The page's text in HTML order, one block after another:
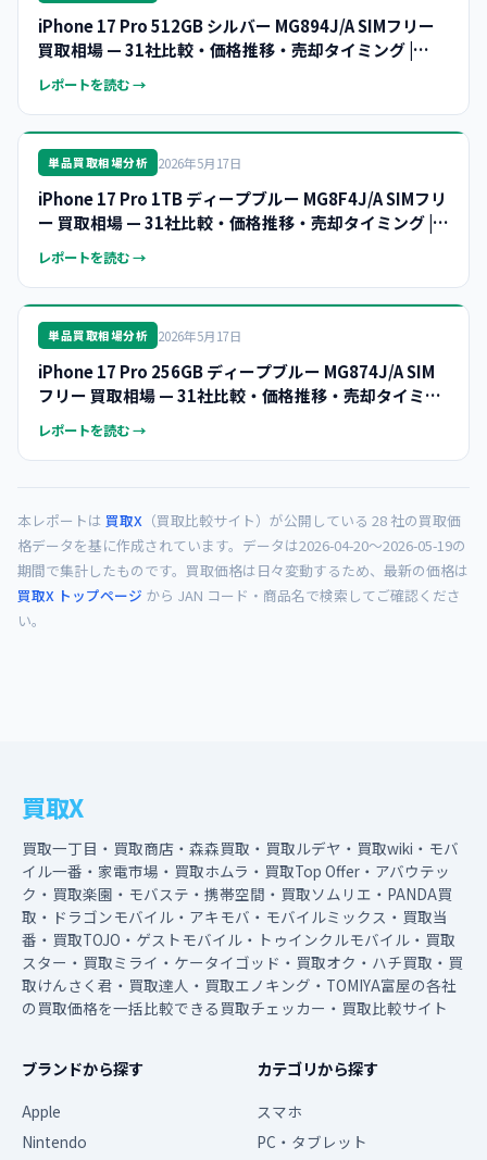
iPhone 17 Pro 512GB シルバー MG894J/A SIMフリー
買取相場 — 31社比較・価格推移・売却タイミング |
2026年5月
レポートを読む →
単品買取相場分析 2026年5月17日
iPhone 17 Pro 1TB ディープブルー MG8F4J/A SIMフリ
ー 買取相場 — 31社比較・価格推移・売却タイミング |
2026年5月
レポートを読む →
単品買取相場分析 2026年5月17日
iPhone 17 Pro 256GB ディープブルー MG874J/A SIM
フリー 買取相場 — 31社比較・価格推移・売却タイミン
グ | 2026年5月
レポートを読む →
本レポートは 買取X （買取比較サイト）が公開している 28 社の買取価
格データを基に作成されています。データは2026-04-20〜2026-05-19の
期間で集計したものです。買取価格は日々変動するため、最新の価格は
買取X トップページ から JAN コード・商品名で検索してご確認くださ
い。
買取X
買取一丁目・買取商店・森森買取・買取ルデヤ・買取wiki・モバ
イル一番・家電市場・買取ホムラ・買取Top Offer・アバウテッ
ク・買取楽園・モバステ・携帯空間・買取ソムリエ・PANDA買
取・ドラゴンモバイル・アキモバ・モバイルミックス・買取当
番・買取TOJO・ゲストモバイル・トゥインクルモバイル・買取
スター・買取ミライ・ケータイゴッド・買取オク・ハチ買取・買
取けんさく君・買取達人・買取エノキング・TOMIYA富屋の各社
の買取価格を一括比較できる買取チェッカー・買取比較サイト
ブランドから探す
Apple
Nintendo
カテゴリから探す
スマホ
PC・タブレット